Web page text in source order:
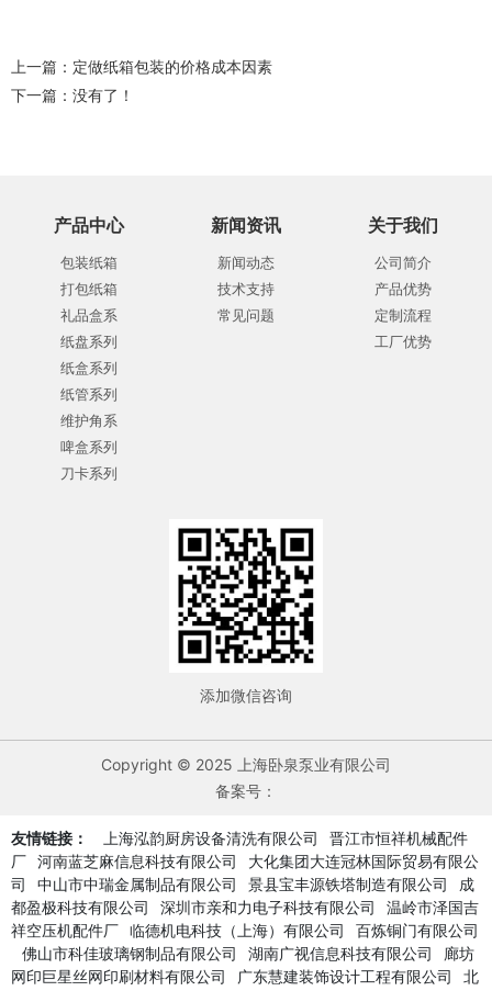
上一篇： 定做纸箱包装的价格成本因素
下一篇：没有了！
产品中心
包装纸箱
打包纸箱
礼品盒系
纸盘系列
纸盒系列
纸管系列
维护角系
啤盒系列
刀卡系列
新闻资讯
新闻动态
技术支持
常见问题
关于我们
公司简介
产品优势
定制流程
工厂优势
添加微信咨询
Copyright © 2025 上海卧泉泵业有限公司
备案号：
友情链接： 上海泓韵厨房设备清洗有限公司
晋江市恒祥机械配件
厂 河南蓝芝麻信息科技有限公司
大化集团大连冠林国际贸易有限公
司
中山市中瑞金属制品有限公司 景县宝丰源铁塔制造有限公司
成
都盈极科技有限公司
深圳市亲和力电子科技有限公司
温岭市泽国吉
祥空压机配件厂 临德机电科技（上海）有限公司
百炼铜门有限公司
佛山市科佳玻璃钢制品有限公司
湖南广视信息科技有限公司
廊坊
网印巨星丝网印刷材料有限公司
广东慧建装饰设计工程有限公司
北